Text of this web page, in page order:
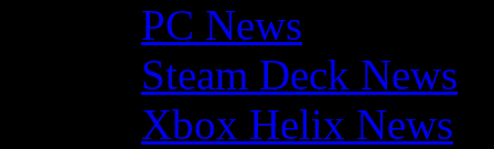
PC News
Steam Deck News
Xbox Helix News